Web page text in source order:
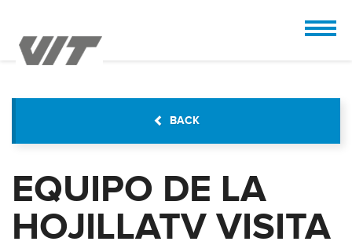
BACK
EQUIPO DE LA
HOJILLATV VISITA